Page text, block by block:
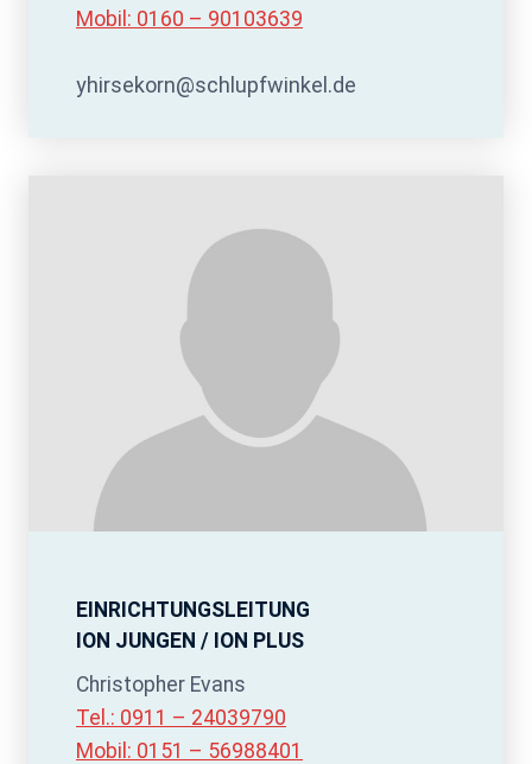
Mobil: 0160 – 90103639
yhirsekorn@schlupfwinkel.de
EINRICHTUNGSLEITUNG
ION JUNGEN / ION PLUS
Christopher Evans
Tel.: 0911 – 24039790
Mobil: 0151 – 56988401